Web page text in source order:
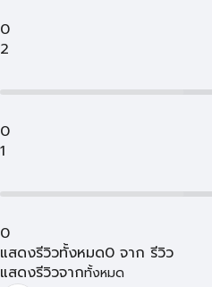
0
2
0
1
0
แสดงรีวิวทั้งหมด0 จาก รีวิว
แสดงรีวิวจากทั้งหมด